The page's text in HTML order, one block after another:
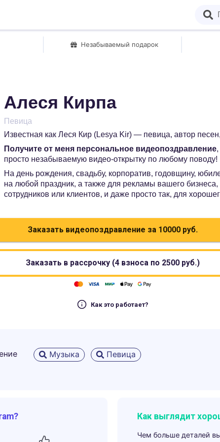
Незабываемый подарок
Алеся Кирпа
Певица
Известная как Леся Кир (Lesya Kir) — певица, автор
Получите от меня персональное видеопоздравление
просто незабываемую видео-открытку по любому поводу!
На день рождения, свадьбу, корпоратив, годовщину,
на любой праздник, а также для рекламы вашего бизнеса,
сотрудников или клиентов, и даже просто так, для
Заказать видеопоздравление за 10000руб.
Заказать в рассрочку (4 взноса по 2500руб.)
Как это работает?
Музыка Певица
Как выглядит
Чем больше деталей